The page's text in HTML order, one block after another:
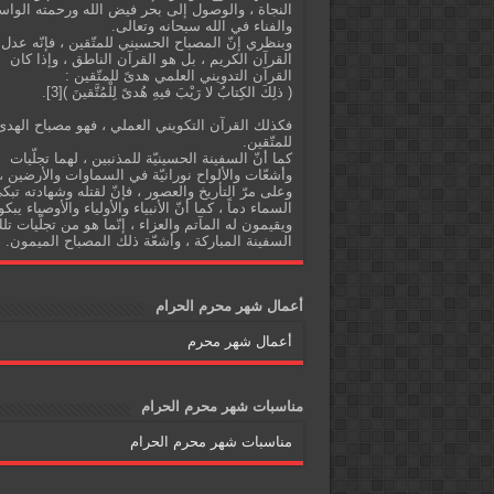
النجاة ، والوصول إلى بحر فيض الله ورحمته
والفناء في الله سبحانه وتعالى.
وبنظري إنّ المصباح الحسيني للمتّقين ، فإنّه عدل
القرآن الكريم ، بل هو القرآن الناطق ، وإذا كان
القرآن التدويني العلمي هدىً للمتّقين :
( ذلِكَ الكِتابُ لا رَيْبَ فيهِ هُدىً لِلْمُتَّقينَ )[3].
فكذلك القرآن التكويني العملي ، فهو مصباح
للمتّقين.
كما أنّ السفينة الحسينيّة للمذنبين ، لهما تجلّيات
وأشعّات والألواح نورانيّة في السماوات والأرضين ،
وعلى مرّ التأريخ والعصور ، فإنّ لقتله وشهادته
السماء دماً ، كما أنّ الأنبياء والأولياء والأوصياء
ويقيمون له المآتم والعزاء ، إنّما هو من تجلّيات
السفينة المباركة ، وأشعّة ذلك المصباح الميمون.
أعمال شهر محرم الحرام
أعمال شهر محرم
مناسبات شهر محرم الحرام
مناسبات شهر محرم الحرام